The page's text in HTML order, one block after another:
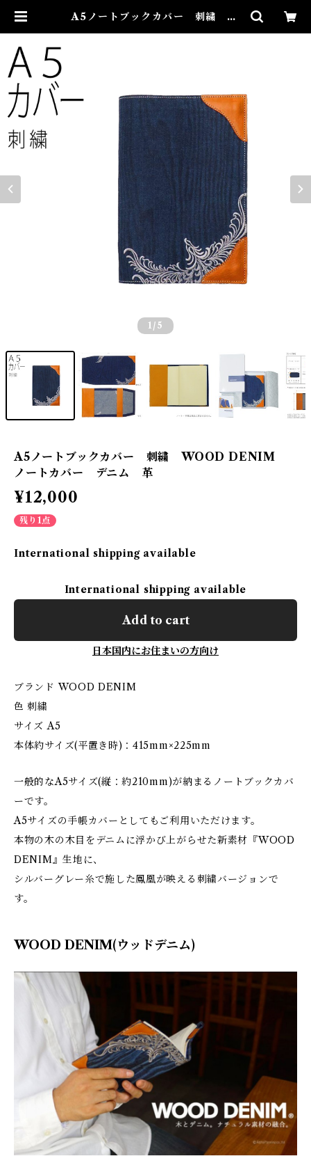
A5ノートブックカバー 刺繍 W
1 /5
A5ノートブックカバー 刺繍 WOOD DENIM
ノートカバー デニム 革
¥12,000
残り1点
International shipping available
International shipping available
Add to cart
日本国内にお住まいの方向け
ブランド ‎WOOD DENIM
色 ‎刺繍
サイズ ‎A5
本体約サイズ(平置き時)：415mm×225mm
一般的なA5サイズ(縦：約210mm)が納まるノートブックカバ
ーです。
A5サイズの手帳カバーとしてもご利用いただけます。
本物の木の木目をデニムに浮かび上がらせた新素材『WOOD
DENIM』生地に、
シルバーグレー糸で施した鳳凰が映える刺繍バージョンで
す。
WOOD DENIM(ウッドデニム)